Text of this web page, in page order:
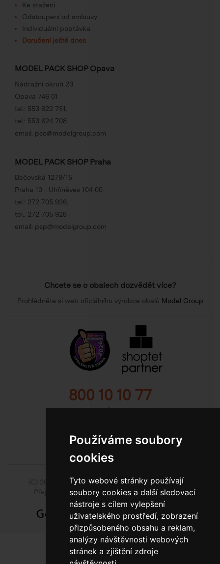
Používáme soubory
cookies
Tyto webové stránky používají
soubory cookies a další sledovací
nástroje s cílem vylepšení
uživatelského prostředí, zobrazení
přizpůsobeného obsahu a reklam,
analýzy návštěvnosti webových
stránek a zjištění zdroje
Ke stažení
Odstoupení od smlouvy
Individuální poptávka
Doručení ještě dnes
MODEL PACK SHOP Opava
Nádražní okruh 23
Opava 746 01
tel.: 553 622 751
tel.: 553 624 708
email: pso@modelgroup.com
MODEL PACK SHOP Praha
Bečovská 1279/15
Praha 10 - Uhříněves 104 00
tel.: 272 705 926
tel.: 272 705 928
email: psp@modelgroup.com
Chcete se o obalech dozvědět více?
Prohlédněte si web oficiálního výrobce obalů Model Group
800 10 10 77
(C) 2014 - 2026 Model Obaly a.s.,ISSA CZECH s.r.o.
Přejít na slovenskou pobočku Model Pack Shop